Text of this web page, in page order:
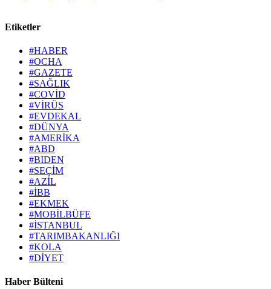
Etiketler
#HABER
#OCHA
#GAZETE
#SAĞLIK
#COVİD
#VİRÜS
#EVDEKAL
#DÜNYA
#AMERİKA
#ABD
#BIDEN
#SEÇİM
#AZİL
#İBB
#EKMEK
#MOBİLBÜFE
#İSTANBUL
#TARIMBAKANLIĞI
#KOLA
#DİYET
Haber Bülteni